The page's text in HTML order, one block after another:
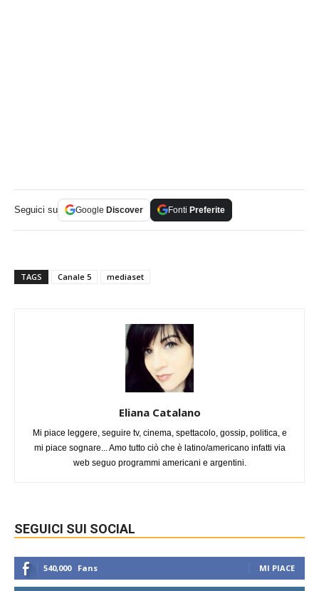
Seguici su Google Discover Fonti Preferite
TAGS Canale 5 mediaset
Eliana Catalano
Mi piace leggere, seguire tv, cinema, spettacolo, gossip, politica, e
mi piace sognare... Amo tutto ciò che è latino/americano infatti via
web seguo programmi americani e argentini.
SEGUICI SUI SOCIAL
540,000 Fans MI PIACE